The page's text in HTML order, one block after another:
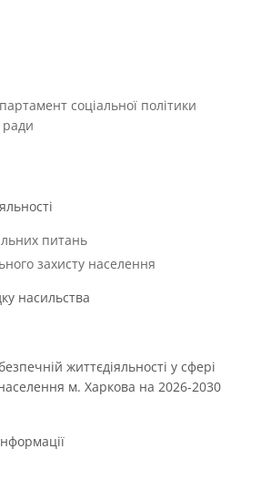
соціальної політики
ради
питань
захисту населення
насильства
життєдіяльності у сфері
м. Харкова на 2026-2030